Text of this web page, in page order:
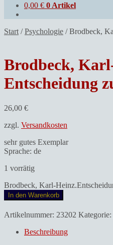
0,00 € 0 Artikel
Start /Psychologie /Brodbeck,
Brodbeck,
Entscheidung
26,00 €
zzgl. Versandkosten
sehr gutes Exemplar
Sprache: de
1 vorrätig
Brodbeck, Karl-
In den Warenkorb
Artikelnummer: 23202 Kategorie:
Beschreibung